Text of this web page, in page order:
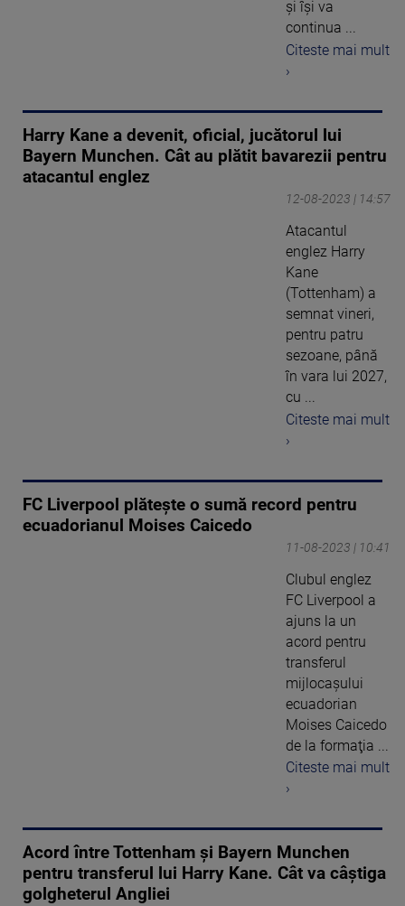
şi îşi va
continua ...
Citeste mai mult
›
Harry Kane a devenit, oficial, jucătorul lui
Bayern Munchen. Cât au plătit bavarezii pentru
atacantul englez
12-08-2023 | 14:57
Atacantul
englez Harry
Kane
(Tottenham) a
semnat vineri,
pentru patru
sezoane, până
în vara lui 2027,
cu ...
Citeste mai mult
›
FC Liverpool plăteşte o sumă record pentru
ecuadorianul Moises Caicedo
11-08-2023 | 10:41
Clubul englez
FC Liverpool a
ajuns la un
acord pentru
transferul
mijlocaşului
ecuadorian
Moises Caicedo
de la formaţia ...
Citeste mai mult
›
Acord între Tottenham și Bayern Munchen
pentru transferul lui Harry Kane. Cât va câștiga
golgheterul Angliei